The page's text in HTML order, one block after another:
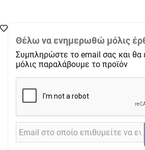
Θέλω να ενημερωθώ μόλις
Συμπληρώστε το email σας και θα
μόλις παραλάβουμε το προϊόν